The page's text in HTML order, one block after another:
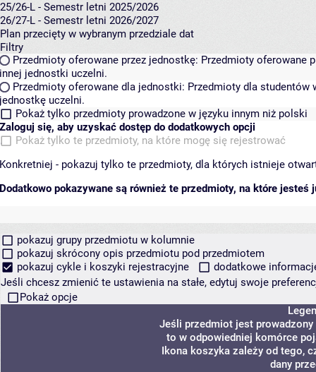
25/26-L - Semestr letni 2025/2026
26/27-L - Semestr letni 2026/2027
Plan przecięty w wybranym przedziale dat
Filtry
Przedmioty oferowane przez jednostkę: Przedmioty oferowane
innej jednostki uczelni.
Przedmioty oferowane dla jednostki: Przedmioty dla studentów
jednostkę uczelni.
Pokaż tylko przedmioty prowadzone w języku innym niż polski
Zaloguj się, aby uzyskać dostęp do dodatkowych opcji
Pokaż tylko te przedmioty, na które mogę się rejestrować
Konkretniej - pokazuj tylko te przedmioty, dla których istnieje
Dodatkowo pokazywane są również te przedmioty, na które jesteś
pokazuj grupy przedmiotu w kolumnie
pokazuj skrócony opis przedmiotu pod przedmiotem
pokazuj cykle i koszyki rejestracyjne
dodatkowe
Jeśli chcesz zmienić te ustawienia na stałe, edytuj swoje
Pokaż opcje
Jeśli przedmiot jest prowadzony
to w odpowiedniej komórce
Ikona koszyka zależy od tego,
dany